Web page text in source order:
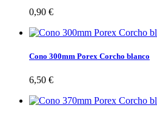
0,90 €
Cono 300mm Porex Corcho blanco
6,50 €